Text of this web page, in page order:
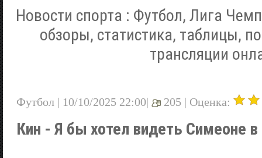
Новости спорта : Футбол, Лига
обзоры, статистика, таблицы,
трансляции
Футбол | 10/10/2025 22:00| 205 | Оценка:
Кин - Я бы хотел видеть Симеоне